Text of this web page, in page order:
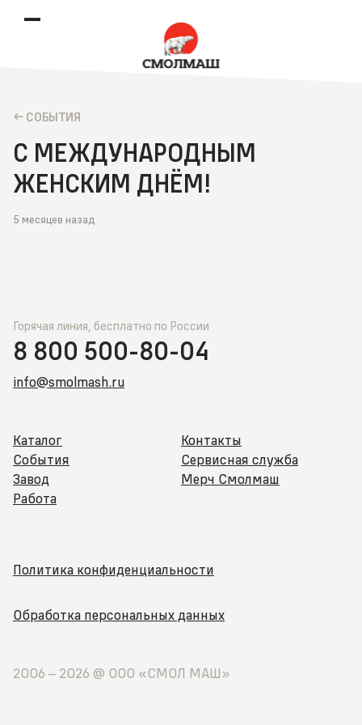
CОБЫТИЯ
С МЕЖДУНАРОДНЫМ
ЖЕНСКИМ ДНЁМ!
5 месяцев назад
Каталог
События
Завод
Работа
Контакты
Сервисная служба
Мерч Смолмаш
Горячая линия, бесплатно по России
8 800 500-80-04
info@smolmash.ru
Политика конфиденциальности
Обработка персональных данных
2006 – 2026 @ ООО «СМОЛ МАШ»